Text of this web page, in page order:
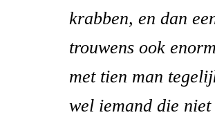
krabben, en dan
trouwens ook
met tien man
wel iemand die